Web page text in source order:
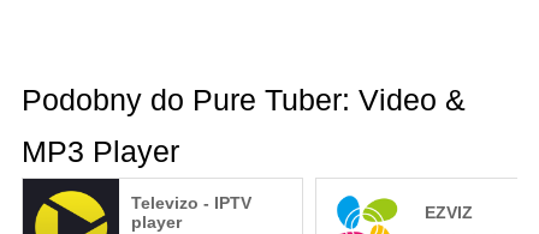
Podobny do Pure Tuber: Video &
MP3 Player
Televizo - IPTV
player
EZVIZ